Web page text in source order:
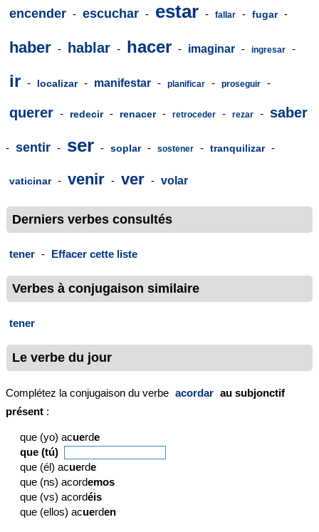
encender - escuchar - estar - fallar - fugar -
haber - hablar - hacer - imaginar - ingresar -
ir - localizar - manifestar - planificar - proseguir -
querer - redecir - renacer - retroceder - rezar - saber
- sentir - ser - soplar - sostener - tranquilizar -
vaticinar - venir - ver - volar
Derniers verbes consultés
tener - Effacer cette liste
Verbes à conjugaison similaire
tener
Le verbe du jour
Complétez la conjugaison du verbe acordar au subjonctif
présent :
que (yo) acuerde
que (tú)
que (él) acuerde
que (ns) acordemos
que (vs) acordéis
que (ellos) acuerden